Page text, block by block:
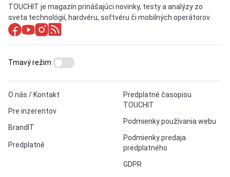
TOUCHIT je magazín prinášajúci novinky, testy a analýzy zo
sveta technológií, hardvéru, softvéru či mobilných operátorov.
O nás / Kontakt
Pre inzerentov
BrandIT
Predplatné
Predplatné časopisu
TOUCHIT
Podmienky používania webu
Podmienky predaja
predplatného
GDPR
Tmavý režim